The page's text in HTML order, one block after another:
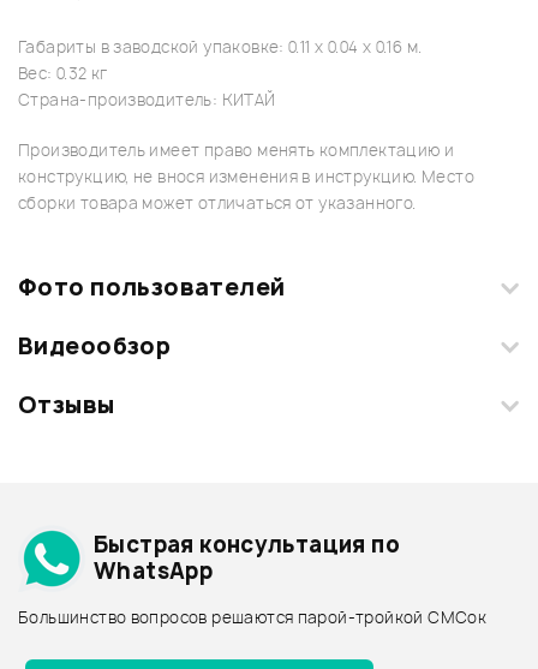
Габариты в заводской упаковке: 0.11 x 0.04 x 0.16 м.
Вес: 0.32 кг
Страна-производитель: КИТАЙ
Производитель имеет право менять комплектацию и
конструкцию, не внося изменения в инструкцию. Место
сборки товара может отличаться от указанного.
Фото пользователей
Загрузите свои фотографии купленного товара и получите
Видеообзор
Отзывы
Архив товаров - дешевле
Архив товаров - дороже
Все товары KORG
Быстрая консультация по
WhatsApp
Большинство вопросов решаются парой-тройкой СМСок